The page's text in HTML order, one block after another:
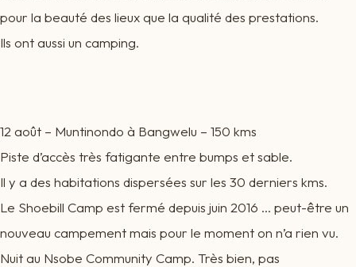
pour la beauté des lieux que la qualité des prestations.
Ils ont aussi un camping.
12 août – Muntinondo à Bangwelu – 150 kms
Piste d’accès très fatigante entre bumps et sable.
Il y a des habitations dispersées sur les 30 derniers kms.
Le Shoebill Camp est fermé depuis juin 2016 … peut-être un
nouveau campement mais pour le moment on n’a rien vu.
Nuit au Nsobe Community Camp. Très bien, pas